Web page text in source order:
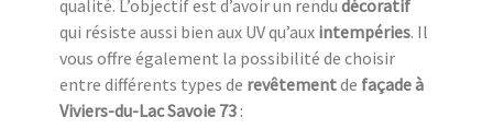
qualité. L’objectif est d’avoir un rendu décoratif
qui résiste aussi bien aux UVqu’aux intempéries. Il
vous offre également la possibilité de choisir
entre différents types de revêtementde façade à
Viviers-du-Lac Savoie 73 :